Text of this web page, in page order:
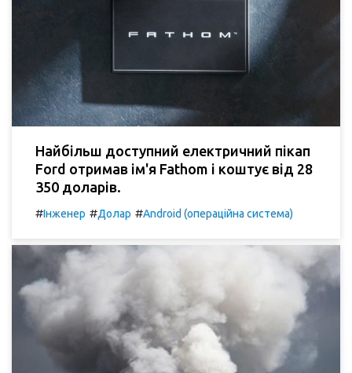
Найбільш доступний електричний пікап
Ford отримав ім'я Fathom і коштує від 28
350 доларів.
#Інженер #Долар #Android (операційна система)